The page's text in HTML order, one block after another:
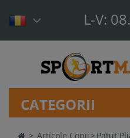
L-V:
CATEGORII
> Articole Copii > Patut